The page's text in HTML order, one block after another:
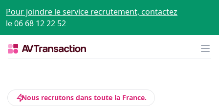
Pour joindre le service recrutement, contactez
le 06 68 12 22 52
Nous recrutons dans toute la France.